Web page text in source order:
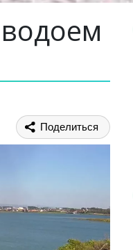
Поделиться